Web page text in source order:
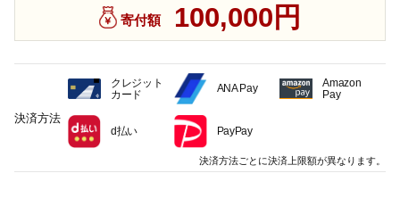
寄付額 100,000円
決済方法
クレジット
カード
ANA Pay
Amazon
Pay
d払い PayPay
決済方法ごとに決済上限額が異なります。